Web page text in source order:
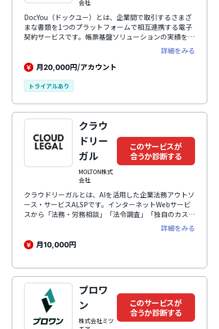
会社
DocYou（ドックユー）とは、企業間で取引するさまざ
まな書類を1つのプラットフォームで相互連携する電子
契約サービスです。帳票基盤ソリューションの実績を持
つ、日鉄日立システムソリューションズ株式会社が開発
した新しいコンセプトのクラウドサービスとなります。
電子契約をはじめ、電子取引、書類配信、ドキュメント
類ごとに必要な業務プロセスや管理パターンを広くカバ
ーしているため、複数のサービスを使い分けることなく
取引業務の効率化とペーパーレス化を進めることが可能
です。基幹システムとの連携により、部門はもちろん、
企業全体までの幅広い取引業務のDXを推進します。
詳細をみる
月20,000円/アカウント
トライアルあり
クラウ
ドリー
ガル
MOLTON株式
会社
このサービスが
合うか診断する
クラウドリーガルとは、AIを活用した企業法務アウトソ
ース・サービスALSPです。インターネットWebサービ
スから「法務・労務相談」「法令調査」「独自のカスタ
ム契約書作成」「契約書レビュー(リーガルチェック)」
「商標登録・調査」「会社設立・登記変更」「広告審
査・薬機法チェック」「社内規程整備」など、弁護士や
搭載しています。法務担当者や法務部をワンストップで
サポートすることもでき、社内法務・企業内弁護士・顧
問弁護士としての役割も果たします。
詳細をみる
月10,000円
プロワ
ン
株式会社ミツ
このサービスが
合うか診断する